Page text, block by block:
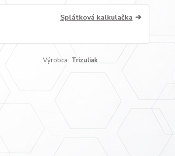
Splátková kalkulačka
Výrobca: Trizuliak